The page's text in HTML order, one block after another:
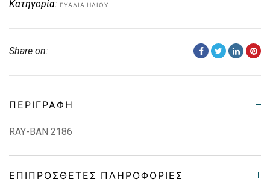
Κατηγορία: ΓΥΑΛΙΆ ΗΛΊΟΥ
Share on:
ΠΕΡΙΓΡΑΦΉ
RAY-BAN 2186
ΕΠΙΠΡΌΣΘΕΤΕΣ ΠΛΗΡΟΦΟΡΊΕΣ